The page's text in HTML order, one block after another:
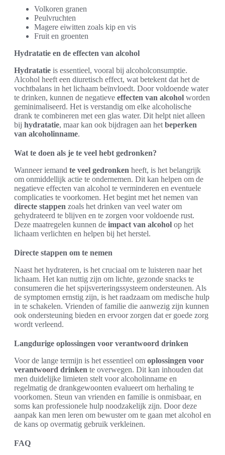
Volkoren granen
Peulvruchten
Magere eiwitten zoals kip en vis
Fruit en groenten
Hydratatie en de effecten van alcohol
Hydratatie is essentieel, vooral bij alcoholconsumptie.
Alcohol heeft een diuretisch effect, wat betekent dat het de
vochtbalans in het lichaam beïnvloedt. Door voldoende water
te drinken, kunnen de negatieve effecten van alcohol worden
geminimaliseerd. Het is verstandig om elke alcoholische
drank te combineren met een glas water. Dit helpt niet alleen
bij hydratatie, maar kan ook bijdragen aan het beperken
van alcoholinname.
Wat te doen als je te veel hebt gedronken?
Wanneer iemand te veel gedronken heeft, is het belangrijk
om onmiddellijk actie te ondernemen. Dit kan helpen om de
negatieve effecten van alcohol te verminderen en eventuele
complicaties te voorkomen. Het begint met het nemen van
directe stappen zoals het drinken van veel water om
gehydrateerd te blijven en te zorgen voor voldoende rust.
Deze maatregelen kunnen de impact van alcohol op het
lichaam verlichten en helpen bij het herstel.
Directe stappen om te nemen
Naast het hydrateren, is het cruciaal om te luisteren naar het
lichaam. Het kan nuttig zijn om lichte, gezonde snacks te
consumeren die het spijsverteringssysteem ondersteunen. Als
de symptomen ernstig zijn, is het raadzaam om medische hulp
in te schakelen. Vrienden of familie die aanwezig zijn kunnen
ook ondersteuning bieden en ervoor zorgen dat er goede zorg
wordt verleend.
Langdurige oplossingen voor verantwoord drinken
Voor de lange termijn is het essentieel om oplossingen voor
verantwoord drinken te overwegen. Dit kan inhouden dat
men duidelijke limieten stelt voor alcoholinname en
regelmatig de drankgewoonten evalueert om herhaling te
voorkomen. Steun van vrienden en familie is onmisbaar, en
soms kan professionele hulp noodzakelijk zijn. Door deze
aanpak kan men leren om bewuster om te gaan met alcohol en
de kans op overmatig gebruik verkleinen.
FAQ